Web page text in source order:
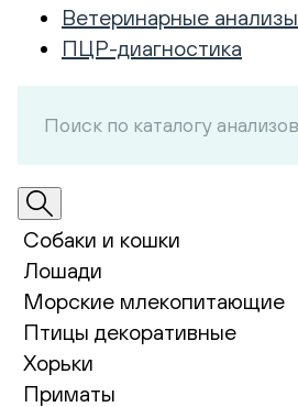
Ветеринарные анализы
ПЦР-диагностика
Собаки и кошки
Лошади
Морские млекопитающие
Птицы декоративные
Хорьки
Приматы